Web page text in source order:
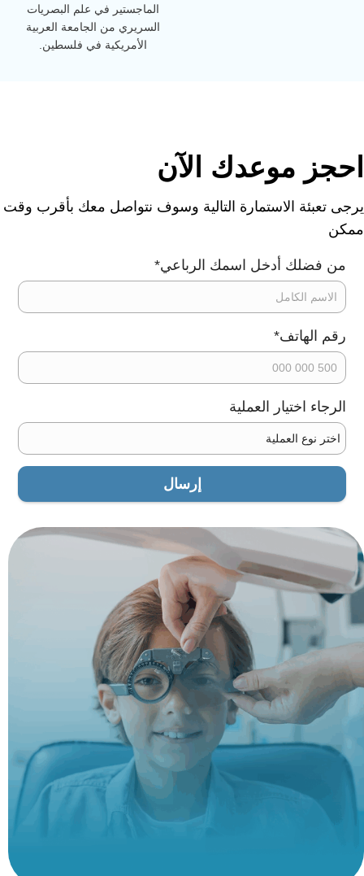
الماجستير في علم البصريات
السريري من الجامعة العربية
الأمريكية في فلسطين.
احجز موعدك الآن
يرجى تعبئة الاستمارة التالية وسوف نتواصل معك بأقرب وقت
ممكن
من فضلك أدخل اسمك الرباعي*
رقم الهاتف*
الرجاء اختيار العملية
اسم ولي الطفل إرسال